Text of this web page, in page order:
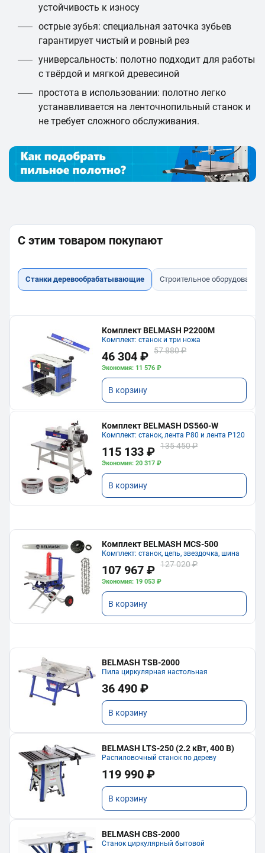
устойчивость к износу
острые зубья: специальная заточка зубьев
гарантирует чистый и ровный рез
универсальность: полотно подходит для работы
с твёрдой и мягкой древесиной
простота в использовании: полотно легко
устанавливается на ленточнопильный станок и
не требует сложного обслуживания.
С этим товаром покупают
Станки деревообрабатывающие Строительное оборудование
Комплект BELMASH P2200M
Комплект: станок и три ножа
46 304 ₽ 57 880 ₽
Экономия: 11 576 ₽
В корзину
Комплект BELMASH DS560-W
Комплект: станок, лента P80 и лента P120
115 133 ₽ 135 450 ₽
Экономия: 20 317 ₽
В корзину
Комплект BELMASH MCS-500
Комплект: станок, цепь, звездочка, шина
107 967 ₽ 127 020 ₽
Экономия: 19 053 ₽
В корзину
BELMASH TSB-2000
Пила циркулярная настольная
36 490 ₽
В корзину
BELMASH LTS-250 (2.2 кВт, 400 В)
Распиловочный станок по дереву
119 990 ₽
В корзину
BELMASH CBS-2000
Станок циркулярный бытовой